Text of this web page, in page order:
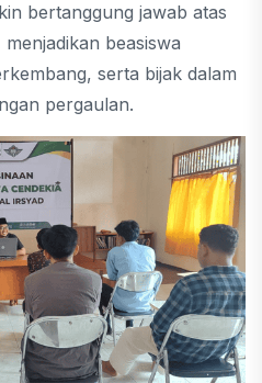
bertanggung jawab atas
beasiswa
serta bijak dalam
pergaulan.